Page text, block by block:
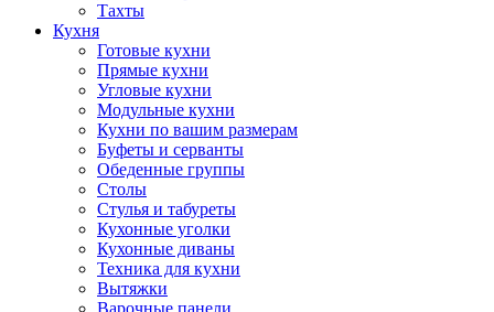
Тахты
Кухня
Готовые кухни
Прямые кухни
Угловые кухни
Модульные кухни
Кухни по вашим размерам
Буфеты и серванты
Обеденные группы
Столы
Стулья и табуреты
Кухонные уголки
Кухонные диваны
Техника для кухни
Вытяжки